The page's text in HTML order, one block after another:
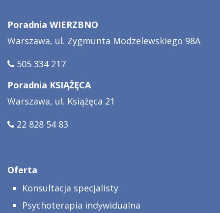
Poradnia WIERZBNO
Warszawa, ul. Zygmunta Modzelewskiego 98A
505 334 217
Poradnia KSIĄŻĘCA
Warszawa, ul. Książęca 21
22 828 54 83
Oferta
Konsultacja specjalisty
Psychoterapia indywidualna